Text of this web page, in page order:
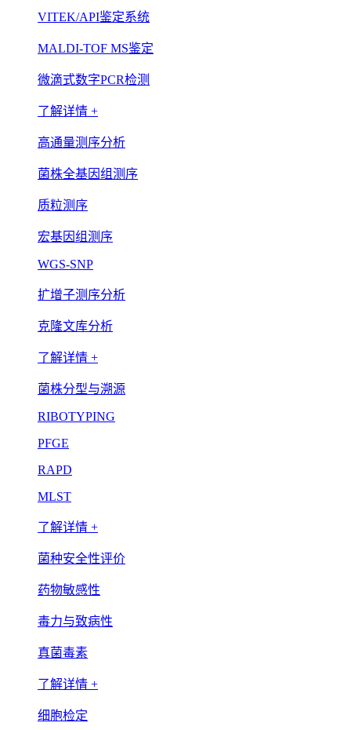
VITEK/API鉴定系统
MALDI-TOF MS鉴定
微滴式数字PCR检测
了解详情 +
高通量测序分析
菌株全基因组测序
质粒测序
宏基因组测序
WGS-SNP
扩增子测序分析
克隆文库分析
了解详情 +
菌株分型与溯源
RIBOTYPING
PFGE
RAPD
MLST
了解详情 +
菌种安全性评价
药物敏感性
毒力与致病性
真菌毒素
了解详情 +
细胞检定